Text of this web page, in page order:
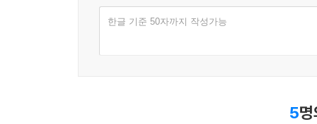
한글 기준 50자까지 작성가능
5